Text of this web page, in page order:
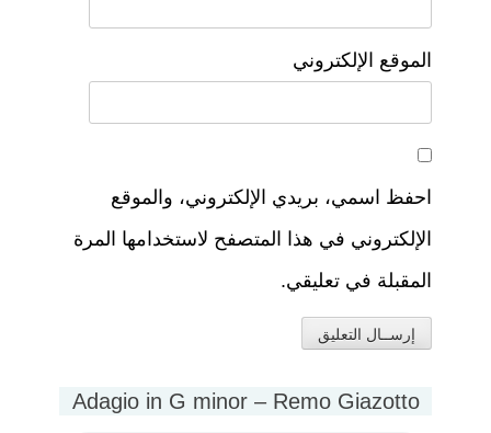
الموقع الإلكتروني
احفظ اسمي، بريدي الإلكتروني، والموقع
الإلكتروني في هذا المتصفح لاستخدامها المرة
المقبلة في تعليقي.
Adagio in G minor – Remo Giazotto